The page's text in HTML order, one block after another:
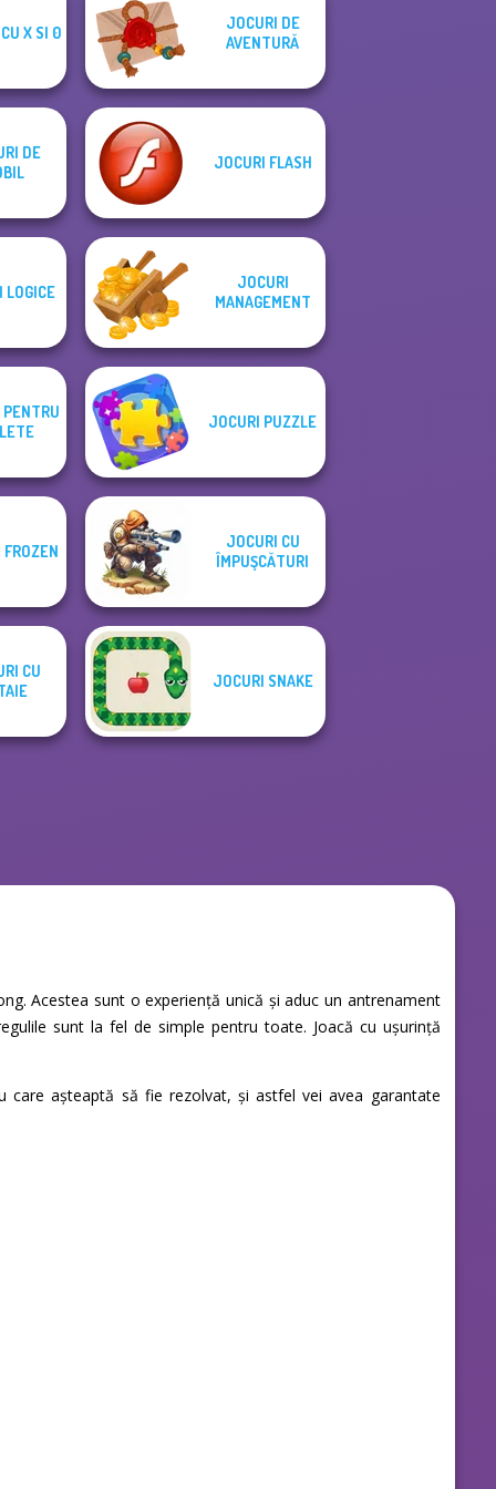
X SI 0
JOCURI DE
AVENTURĂ
DE
JOCURI FLASH
LOGICE
JOCURI
MANAGEMENT
JOCURI PUZZLE
JOCURI CU
ÎMPUŞCĂTURI
CU
JOCURI SNAKE
Acestea sunt o experiență unică și aduc un antrenament
sunt la fel de simple pentru toate. Joacă cu ușurință
care așteaptă să fie rezolvat, și astfel vei avea garantate